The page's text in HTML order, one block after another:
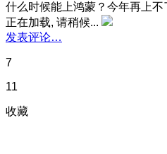
什么时候能上鸿蒙？今年再上不
正在加载, 请稍候...
发表评论…
7
11
收藏